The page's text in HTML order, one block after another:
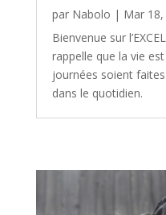
par Nabolo | Mar
Bienvenue sur
rappelle que la vie
journées soient
dans le quotidien.